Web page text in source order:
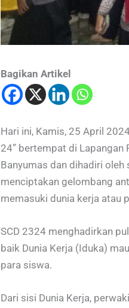
Bagikan Artikel
Hari ini, Kamis, 25 April
24” bertempat di Lapangan
Banyumas dan dihadiri oleh
menciptakan gelombang
memasuki dunia kerja atau
SCD 2324 menghadirkan
baik Dunia Kerja (Iduka)
para siswa.
Dari sisi Dunia Kerja,